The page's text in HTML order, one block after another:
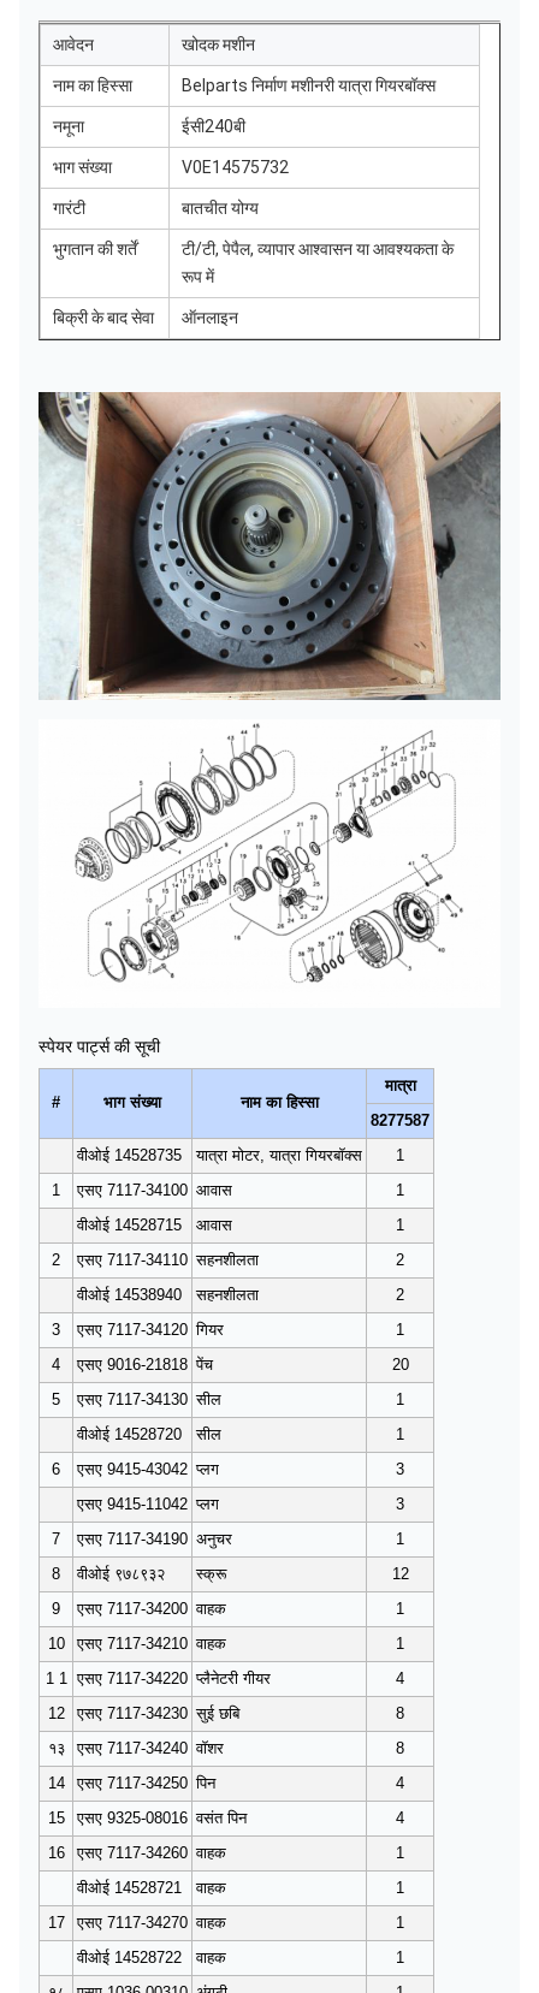
आवेदन खोदक मशीन
नाम का हिस्सा Belparts निर्माण मशीनरी यात्रा गियरबॉक्स
नमूना ईसी240बी
भाग संख्या V0E14575732
गारंटी बातचीत योग्य
भुगतान की शर्तें
टी/टी, पेपैल, व्यापार आश्वासन या आवश्यकता के
रूप में
बिक्री के बाद सेवा ऑनलाइन
स्पेयर पार्ट्स की सूची
# भाग संख्या नाम का हिस्सा
मात्रा
8277587
वीओई 14528735
यात्रा मोटर, यात्रा गियरबॉक्स
1
1
एसए 7117-34100 आवास
1
वीओई 14528715
आवास
1
2
एसए 7117-34110 सहनशीलता
2
वीओई 14538940
सहनशीलता
2
3
एसए 7117-34120 गियर
1
4
एसए 9016-21818 पेंच
20
5
एसए 7117-34130 सील
1
वीओई 14528720
सील
1
6
एसए 9415-43042 प्लग
3
एसए 9415-11042 प्लग
3
7
एसए 7117-34190 अनुचर
1
8
वीओई ९७८९३२ स्क्रू
12
9
एसए 7117-34200 वाहक
1
10
एसए 7117-34210 वाहक
1
1 1
एसए 7117-34220 प्लैनेटरी गीयर
4
12
एसए 7117-34230 सुई छबि
8
१३
एसए 7117-34240 वॉशर
8
14
एसए 7117-34250 पिन
4
15
एसए 9325-08016 वसंत पिन
4
16
एसए 7117-34260 वाहक
1
वीओई 14528721
वाहक
1
17
एसए 7117-34270 वाहक
1
वीओई 14528722
वाहक
1